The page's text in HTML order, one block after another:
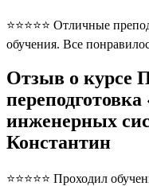
⭐⭐⭐⭐⭐ Отличные
обучения. Все
Отзыв о курсе
инженерных
Константин
⭐⭐⭐⭐⭐ Проходил